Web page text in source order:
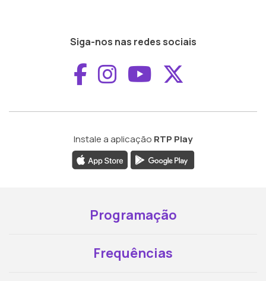
Siga-nos nas redes sociais
Aceder ao
Aceder ao
Aceder ao
Instale a aplicação RTP Play
Programação
Frequências